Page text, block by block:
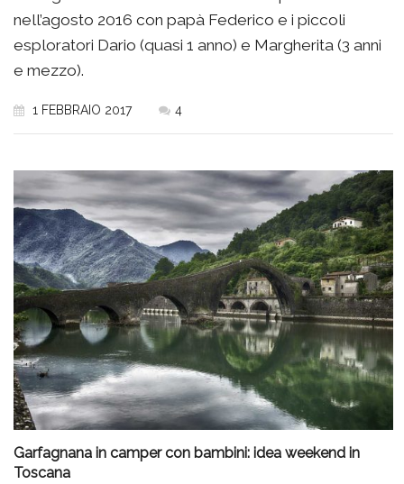
nell’agosto 2016 con papà Federico e i piccoli
esploratori Dario (quasi 1 anno) e Margherita (3 anni
e mezzo).
1 FEBBRAIO 2017 4
Garfagnana in camper con bambini: idea weekend in
Toscana